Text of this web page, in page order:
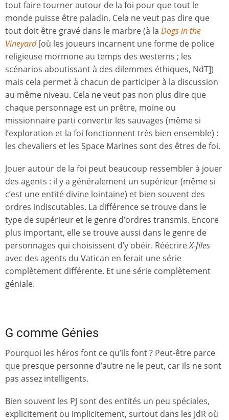
tout faire tourner autour de la foi pour que tout le
monde puisse être paladin. Cela ne veut pas dire que
tout doit être gravé dans le marbre (à la Dogs in the
Vineyard[où les joueurs incarnent une forme de police
religieuse mormone au temps des westerns ; les
scénarios aboutissant à des dilemmes éthiques, NdT])
mais cela permet à chacun de participer à la discussion
au même niveau. Cela ne veut pas non plus dire que
chaque personnage est un prêtre, moine ou
missionnaire parti convertir les sauvages (même si
l’exploration et la foi fonctionnent très bien ensemble) :
les chevaliers et les Space Marines sont des êtres de foi.
Jouer autour de la foi peut beaucoup ressembler à jouer
des agents : il y a généralement un supérieur (même si
c’est une entité divine lointaine) et bien souvent des
ordres indiscutables. La différence se trouve dans le
type de supérieur et le genre d’ordres transmis. Encore
plus important, elle se trouve aussi dans le genre de
personnages qui choisissent d’y obéir. RéécrireX-files
avec des agents du Vatican en ferait une série
complètement différente. Et une série complètement
géniale.
G comme Génies
Pourquoi les héros font ce qu’ils font ? Peut-être parce
que presque personne d’autre ne le peut, car ils ne sont
pas assez intelligents.
Bien souvent les PJ sont des entités un peu spéciales,
explicitement ou implicitement, surtout dans les JdR où